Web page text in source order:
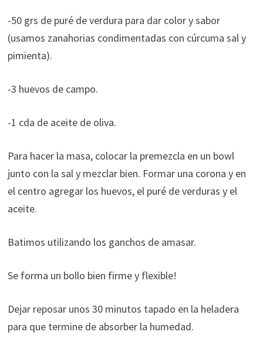
-50 grs de puré de verdura para dar color y sabor
(usamos zanahorias condimentadas con cúrcuma sal y
pimienta).
-3 huevos de campo.
-1 cda de aceite de oliva.
Para hacer la masa, colocar la premezcla en un bowl
junto con la sal y mezclar bien. Formar una corona y en
el centro agregar los huevos, el puré de verduras y el
aceite.
Batimos utilizando los ganchos de amasar.
Se forma un bollo bien firme y flexible!
Dejar reposar unos 30 minutos tapado en la heladera
para que termine de absorber la humedad.